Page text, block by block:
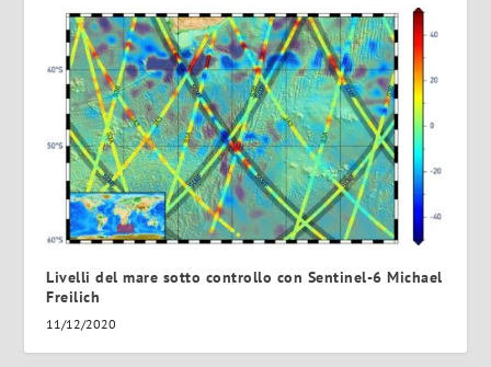
Livelli del mare sotto controllo con Sentinel-6 Michael
Freilich
11/12/2020